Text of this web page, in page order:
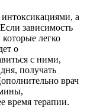
а
зависимость
легко
о
с ними,
получать
врач
время терапии.